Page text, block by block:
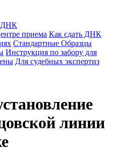
ДНК
приема Как сдать ДНК
Стандартные Образцы
Инструкция по забору для
Для судебных экспертиз
линии